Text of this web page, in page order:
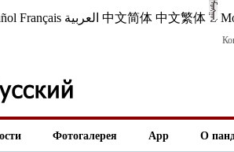
Français العربية 中文简体 中文繁体
Фотогалерея App О